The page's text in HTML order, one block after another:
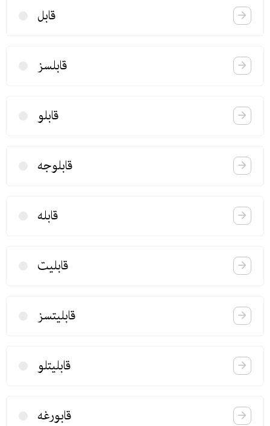
قابل
قابلسز
قابلو
قابلوجه
قابله
قابلیت
قابلیتسز
قابلیتلو
قابورغه